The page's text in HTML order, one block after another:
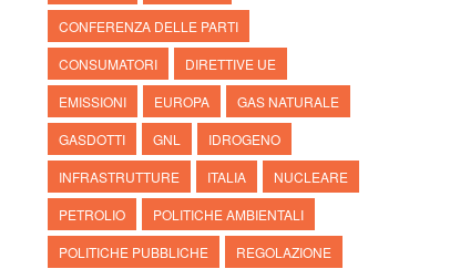
CONFERENZA DELLE PARTI
CONSUMATORI
DIRETTIVE UE
EMISSIONI
EUROPA
GAS NATURALE
GASDOTTI
GNL
IDROGENO
INFRASTRUTTURE
ITALIA
NUCLEARE
PETROLIO
POLITICHE AMBIENTALI
POLITICHE PUBBLICHE
REGOLAZIONE